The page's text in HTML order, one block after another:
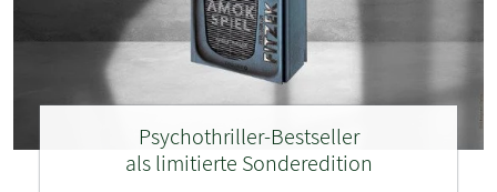
Psychothriller-Bestseller
als limitierte Sonderedition